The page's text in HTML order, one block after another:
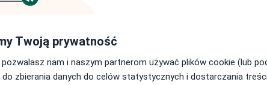
Pokaż adresy z kalendarzem
Twoją prywatność
nam i naszym partnerom używać plików cookie (lub
zbierania danych do celów statystycznych i dostarczania